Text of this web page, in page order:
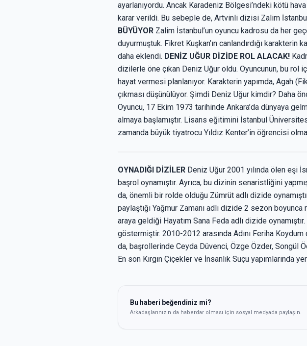
ayarlanıyordu. Ancak Karadeniz Bölgesi’ndeki kötü
karar verildi. Bu sebeple de, Artvinli dizisi Zalim
BÜYÜYOR Zalim İstanbul’un oyuncu kadrosu da her
duyurmuştuk. Fikret Kuşkan’ın canlandırdığı
daha eklendi. DENİZ UĞUR DİZİDE ROL ALACAK!
dizilerle öne çıkan Deniz Uğur oldu. Oyuncunun, bu rol
hayat vermesi planlanıyor. Karakterin yapımda, Agah
çıkması düşünülüyor. Şimdi Deniz Uğur kimdir? Daha
Oyuncu, 17 Ekim 1973 tarihinde Ankara’da dünyaya
almaya başlamıştır. Lisans eğitimini İstanbul
zamanda büyük tiyatrocu Yıldız Kenter’in öğrencisi
OYNADIĞI DİZİLER Deniz Uğur 2001 yılında ölen eşi
başrol oynamıştır. Ayrıca, bu dizinin senaristliğini
da, önemli bir rolde olduğu Zümrüt adlı dizide
paylaştığı Yağmur Zamanı adlı dizide 2 sezon
araya geldiği Hayatım Sana Feda adlı dizide
göstermiştir. 2010-2012 arasında Adını Feriha
da, başrollerinde Ceyda Düvenci, Özge Özder, Songül
En son Kırgın Çiçekler ve İnsanlık Suçu yapımlarında
Bu haberi beğendiniz mi?
Arkadaşlarınızın da haberdar olması için sosyal medyada paylaşın.